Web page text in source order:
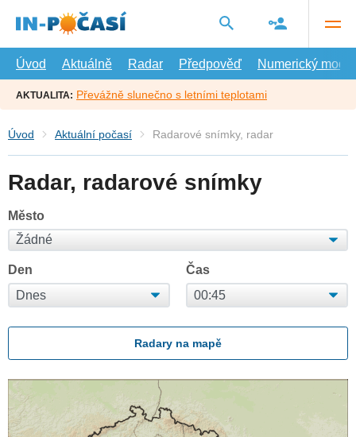
hlavní
Úvod
Aktuálně Radar Předpověď Numerický model
AKTUALITA: Převážně slunečno s letními teplotami
Úvod Aktuální počasí Radarové snímky, radar
Radar, radarové snímky
Město
Den Čas
Radary na mapě